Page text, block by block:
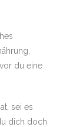
du eine
sei es
dich doch